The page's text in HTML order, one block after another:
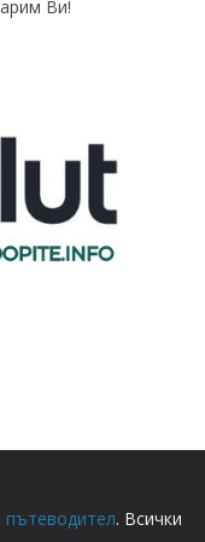
Ви!
пътеводител. Всички